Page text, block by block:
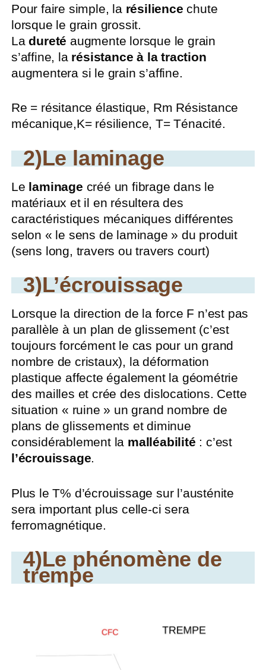
Pour faire simple, la résiliencechute
lorsque le grain grossit.
Ladureté augmente lorsque le grain
s’affine, la résistance à la traction
augmentera si le grain s’affine.
Re = résitance élastique, Rm Résistance
mécanique,K= résilience, T= Ténacité.
2)Le laminage
Le laminage créé un fibrage dans le
matériaux et il en résultera des
caractéristiques mécaniques différentes
selon « le sens de laminage » du produit
(sens long, travers ou travers court)
3)L’écrouissage
Lorsque la direction de la force F n’est pas
parallèle à un plan de glissement (c’est
toujours forcément le cas pour un grand
nombre de cristaux), la déformation
plastique affecte également la géométrie
des mailles et crée des dislocations. Cette
situation « ruine » un grand nombre de
plans de glissements et diminue
considérablement la malléabilité : c’est
l’écrouissage.
Plus le T% d’écrouissage sur l’austénite
sera important plus celle-ci sera
ferromagnétique.
4)Le phénomène de
trempe